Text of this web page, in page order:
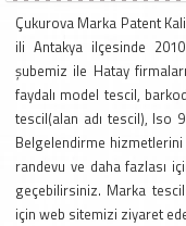
Çukurova Marka Patent
ili Antakya ilçesinde
şubemiz ile Hatay
faydalı model tescil,
tescil(alan adı tescil), Iso
Belgelendirme
randevu ve daha fazlası
geçebilirsiniz. Marka
için web sitemizi ziyaret